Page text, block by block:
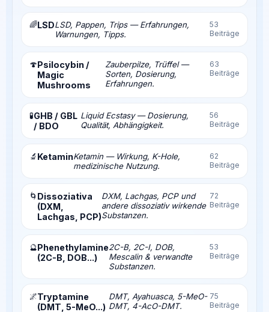
🌈LSDLSD, Pappen, Trips — Erfahrungen,
Warnungen, Tipps.
53
Beiträge
🍄Psilocybin /
Magic
Mushrooms
Zauberpilze, Trüffel —
Sorten, Dosierung,
Erfahrungen.
63
Beiträge
🧪GHB / GBL
/ BDO
Liquid Ecstasy — Dosierung,
Qualität, Abhängigkeit.
56
Beiträge
🔬 KetaminKetamin — Wirkung, K-Hole,
medizinische Nutzung.
62
Beiträge
🌀 Dissoziativa
(DXM,
Lachgas, PCP)
DXM, Lachgas, PCP und
andere dissoziativ wirkende
Substanzen.
72
Beiträge
🔮Phenethylamine
(2C-B, DOB...)
2C-B, 2C-I, DOB,
Mescalin & verwandte
Substanzen.
53
Beiträge
🌌Tryptamine
(DMT, 5-MeO...)
DMT, Ayahuasca, 5-MeO-
DMT, 4-AcO-DMT.
75
Beiträge